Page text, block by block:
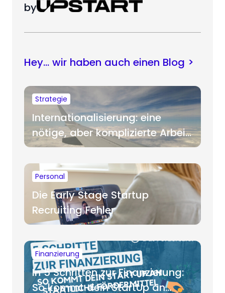
by
Hey… wir haben auch einen Blog >
Strategie
Internationalisierung: eine
nötige, aber komplizierte Arbeit
für Startups
Personal
Die Early Stage Startup
Recruiting Fehler
Finanzierung
In 5 Schritten zur Finanzierung:
So kommt dein StartUp an